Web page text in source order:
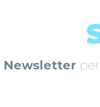
Newsletter